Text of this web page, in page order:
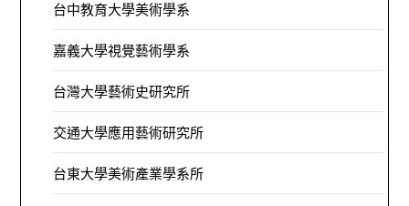
台中教育大學美術學系
嘉義大學視覺藝術學系
台灣大學藝術史研究所
交通大學應用藝術研究所
台東大學美術產業學系所